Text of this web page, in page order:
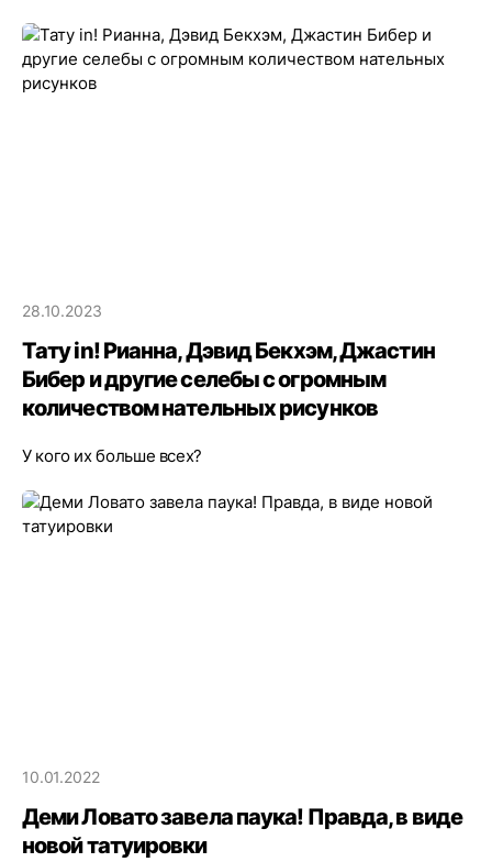
28.10.2023
Тату in! Рианна, Дэвид Бекхэм, Джастин
Бибер и другие селебы с огромным
количеством нательных рисунков
У кого их больше всех?
10.01.2022
Деми Ловато завела паука! Правда, в виде
новой татуировки